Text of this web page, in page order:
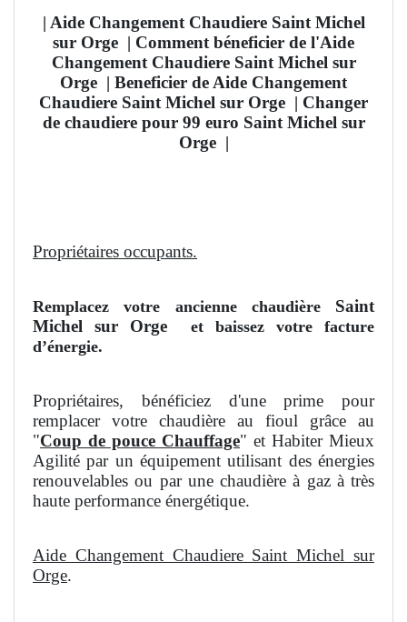
| Aide Changement Chaudiere Saint Michel
sur Orge | Comment béneficier de l'Aide
Changement Chaudiere Saint Michel sur
Orge | Beneficier de Aide Changement
Chaudiere Saint Michel sur Orge | Changer
de chaudiere pour 99 euro Saint Michel sur
Orge |
Propriétaires occupants.
Remplacez votre ancienne chaudière Saint
Michel sur Orge
et baissez votre facture
d’énergie.
Propriétaires, bénéficiez d'une prime pour
remplacer votre chaudière au fioul grâce au
"Coup de pouce Chauffage" et Habiter Mieux
Agilité par un équipement utilisant des énergies
renouvelables ou par une chaudière à gaz à très
haute performance énergétique.
Aide Changement Chaudiere Saint Michel sur
Orge.